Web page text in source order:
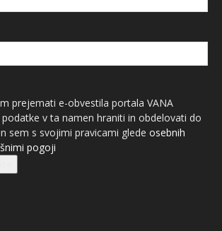
prejemati e-obvestila portala VANA
podatke v ta namen hraniti in obdelovati do
sem s svojimi pravicami glede osebnih
pogoji